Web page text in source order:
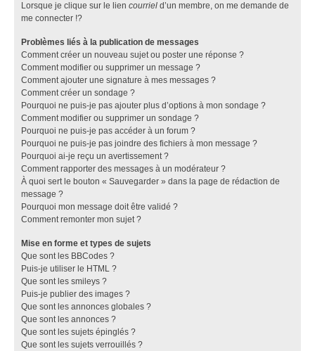
Lorsque je clique sur le lien courriel d’un membre, on me demande de
me connecter !?
Problèmes liés à la publication de messages
Comment créer un nouveau sujet ou poster une réponse ?
Comment modifier ou supprimer un message ?
Comment ajouter une signature à mes messages ?
Comment créer un sondage ?
Pourquoi ne puis-je pas ajouter plus d’options à mon sondage ?
Comment modifier ou supprimer un sondage ?
Pourquoi ne puis-je pas accéder à un forum ?
Pourquoi ne puis-je pas joindre des fichiers à mon message ?
Pourquoi ai-je reçu un avertissement ?
Comment rapporter des messages à un modérateur ?
À quoi sert le bouton « Sauvegarder » dans la page de rédaction de
message ?
Pourquoi mon message doit être validé ?
Comment remonter mon sujet ?
Mise en forme et types de sujets
Que sont les BBCodes ?
Puis-je utiliser le HTML ?
Que sont les smileys ?
Puis-je publier des images ?
Que sont les annonces globales ?
Que sont les annonces ?
Que sont les sujets épinglés ?
Que sont les sujets verrouillés ?